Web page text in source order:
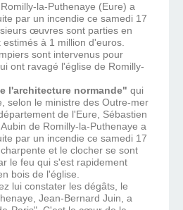
la-Puthenaye (Eure) a
par un incendie ce samedi 17
œuvres sont parties en
à 1 million d'euros.
sont intervenus pour
ont ravagé l'église de Romilly-
l'architecture normande" qui
selon le ministre des Outre-mer
de l'Eure, Sébastien
de Romilly-la-Puthenaye a
par un incendie ce samedi 17
et le clocher se sont
le feu qui s'est rapidement
bois de l'église.
lui constater les dégâts, le
Jean-Bernard Juin, a